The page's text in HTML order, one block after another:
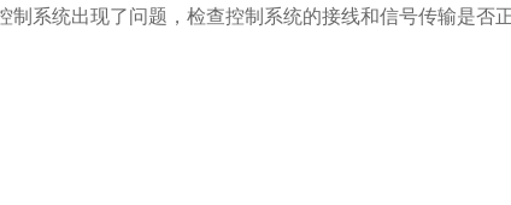
统出现了问题，检查控制系统的接线和信号传输是否正